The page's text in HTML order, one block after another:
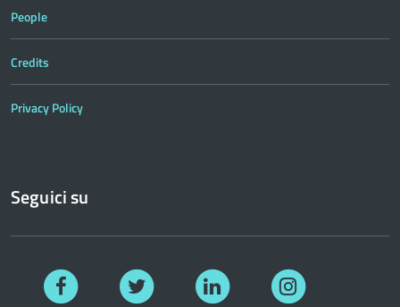
People
Credits
Privacy Policy
Seguici su
Facebook Linkedin